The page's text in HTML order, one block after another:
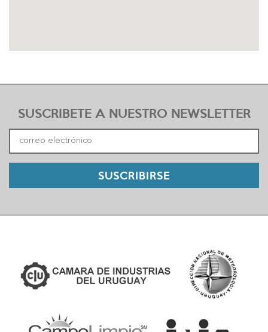
SUSCRIBETE A NUESTRO NEWSLETTER
SUSCRIBIRSE